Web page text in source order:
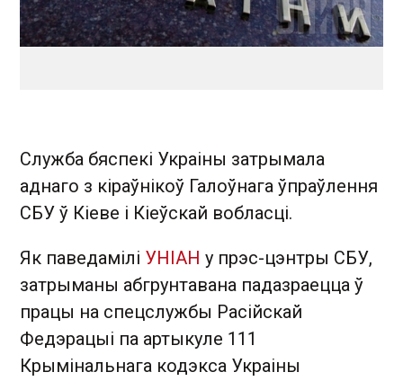
Служба бяспекі Украіны затрымала
аднаго з кіраўнікоў Галоўнага ўпраўлення
СБУ ў Кіеве і Кіеўскай вобласці.
Як паведамілі УНІАН у прэс-цэнтры СБУ,
затрыманы абгрунтавана падазраецца ў
працы на спецслужбы Расійскай
Федэрацыі па артыкуле 111
Крымінальнага кодэкса Украіны